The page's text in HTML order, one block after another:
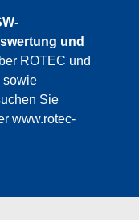
und
ROTEC und
sowie
Sie
www.rotec-